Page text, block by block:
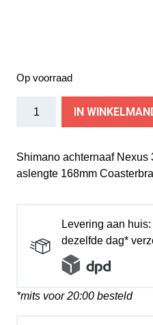
Op voorraad
3v
SG-
aantal
IN
Shimano achternaaf Nexus
aslengte 168mm
Levering aan
dezelfde dag*
*mits voor 20:00 besteld